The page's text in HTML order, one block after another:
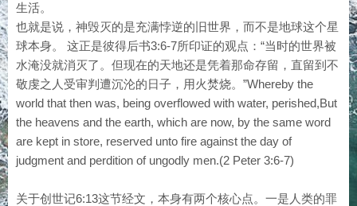
生活。
也就是说，神毁灭的是充满悖逆的旧世界，而不是地球这个星
球本身。 这正是彼得后书3:6-7所印证的观点：“当时的世界被
水淹没就消灭了。但现在的天地还是凭着那命存留，直留到不
敬虔之人受审判遭沉沦的日子，用火焚烧。”Whereby the
world that then was, being overflowed with water, perished,But
the heavens and the earth, which are now, by the same word
are kept in store, reserved unto fire against the day of
judgment and perdition of ungodly men.(2 Peter 3:6-7)
关于创世记6:13这节经文，本身有两个核心点。一是人类的罪